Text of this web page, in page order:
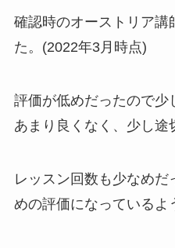
確認時のオーストリア講
た。(2022年3月時点)
評価が低めだったので少
あまり良くなく、少し途
レッスン回数も少なめ
めの評価になっているよ